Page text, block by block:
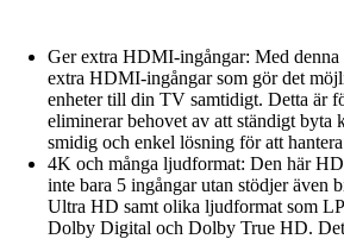
Ger extra HDMI-ingångar: Med
extra HDMI-ingångar som gör det
enheter till din TV samtidigt. Detta är
eliminerar behovet av att ständigt byta
smidig och enkel lösning för att
4K och många ljudformat: Den här
inte bara 5 ingångar utan stödjer även
Ultra HD samt olika ljudformat som
Dolby Digital och Dolby True HD.